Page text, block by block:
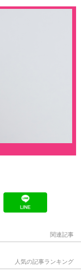
関連記事
人気の記事ランキング